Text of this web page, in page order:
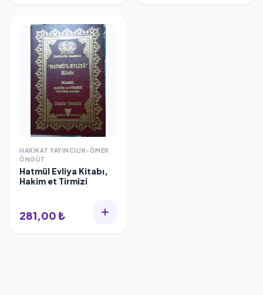
HAKIKAT YAYINCILIK-ÖMER
ÖNGÜT
Hatmül Evliya Kitabı,
Hakim et Tirmizi
281,00 ₺